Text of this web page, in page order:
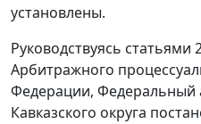
установлены.
Руководствуясь статьями
Арбитражного
Федерации, Федеральный
Кавказского округа